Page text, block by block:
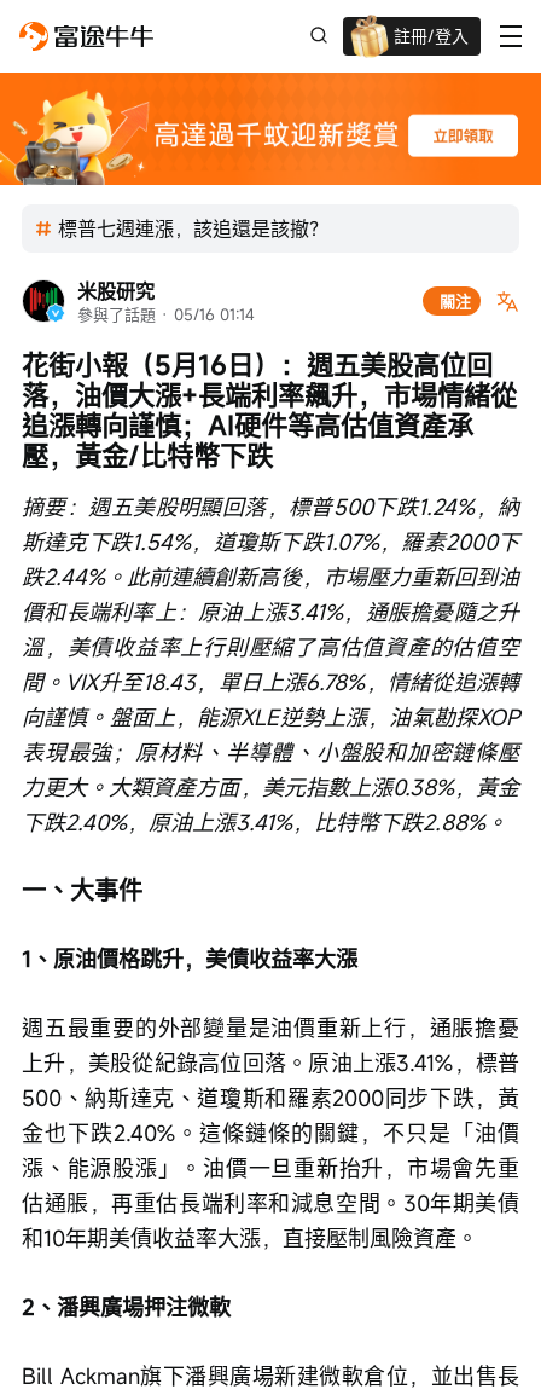
註冊/登入
標普七週連漲，該追還是該撤？
米股研究
參與了話題 · 05/16 01:14
關注
花街小報（5月16日）：週五美股高位回
落，油價大漲+長端利率飆升，市場情緒從
追漲轉向謹慎；AI硬件等高估值資產承
壓，黃金/比特幣下跌
摘要：週五美股明顯回落，標普500下跌1.24%，納
斯達克下跌1.54%，道瓊斯下跌1.07%，羅素2000下
跌2.44%。此前連續創新高後，市場壓力重新回到油
價和長端利率上：原油上漲3.41%，通脹擔憂隨之升
溫，美債收益率上行則壓縮了高估值資產的估值空
間。VIX升至18.43，單日上漲6.78%，情緒從追漲轉
向謹慎。盤面上，能源XLE逆勢上漲，油氣勘探XOP
表現最強；原材料、半導體、小盤股和加密鏈條壓
力更大。大類資產方面，美元指數上漲0.38%，黃金
下跌2.40%，原油上漲3.41%，比特幣下跌2.88%。
一、大事件
1、原油價格跳升，美債收益率大漲
週五最重要的外部變量是油價重新上行，通脹擔憂
上升，美股從紀錄高位回落。原油上漲3.41%，標普
500、納斯達克、道瓊斯和羅素2000同步下跌，黃
金也下跌2.40%。這條鏈條的關鍵，不只是「油價
漲、能源股漲」。油價一旦重新抬升，市場會先重
估通脹，再重估長端利率和減息空間。30年期美債
和10年期美債收益率大漲，直接壓制風險資產。
2、潘興廣場押注微軟
Bill Ackman旗下潘興廣場新建微軟倉位，並出售長